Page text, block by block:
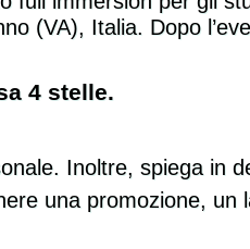
(VA), Italia. Dopo
4 stelle.
Inoltre, spiega in
una promozione, un